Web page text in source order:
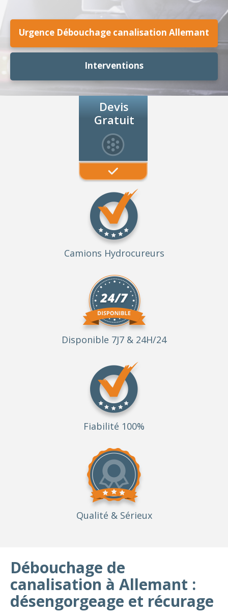
Urgence Débouchage canalisation Allemant
Interventions
Devis
Gratuit
Camions Hydrocureurs
Disponible 7J7 & 24H/24
Fiabilité 100%
Qualité & Sérieux
Débouchage de
canalisation à Allemant :
désengorgeage et récurage